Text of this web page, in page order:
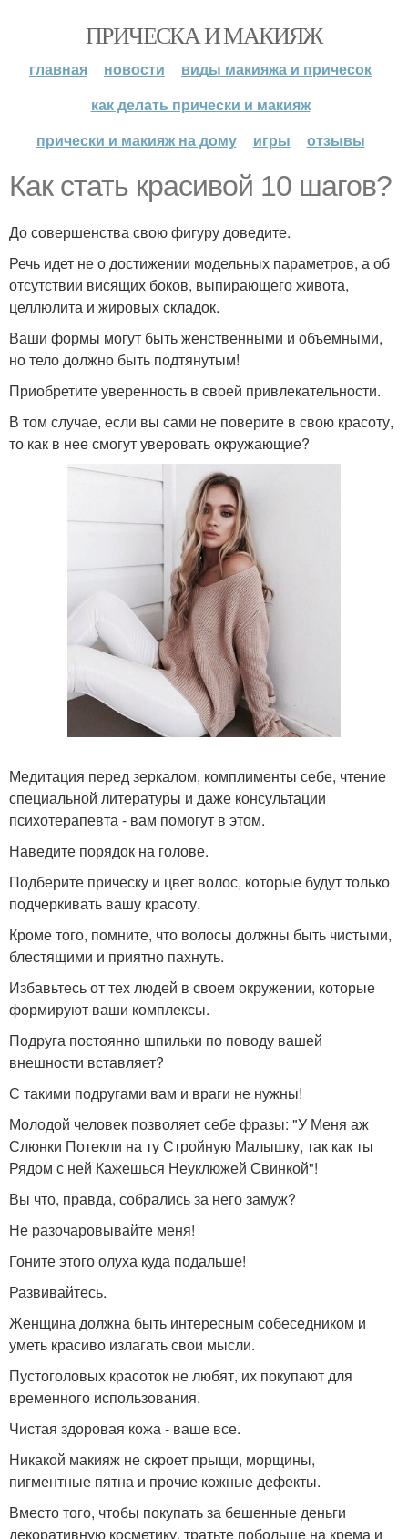
ПРИЧЕСКА И МАКИЯЖ
главная новости
виды макияжа и причесок
как делать прически и макияж
прически и макияж на дому
игры отзывы
Как стать красивой 10 шагов?
До совершенства свою фигуру доведите.
Речь идет не о достижении модельных параметров, а об
отсутствии висящих боков, выпирающего живота,
целлюлита и жировых складок.
Ваши формы могут быть женственными и объемными,
но тело должно быть подтянутым!
Приобретите уверенность в своей привлекательности.
В том случае, если вы сами не поверите в свою красоту,
то как в нее смогут уверовать окружающие?
Медитация перед зеркалом, комплименты себе, чтение
специальной литературы и даже консультации
психотерапевта - вам помогут в этом.
Наведите порядок на голове.
Подберите прическу и цвет волос, которые будут только
подчеркивать вашу красоту.
Кроме того, помните, что волосы должны быть чистыми,
блестящими и приятно пахнуть.
Избавьтесь от тех людей в своем окружении, которые
формируют ваши комплексы.
Подруга постоянно шпильки по поводу вашей
внешности вставляет?
С такими подругами вам и враги не нужны!
Молодой человек позволяет себе фразы: "У Меня аж
Слюнки Потекли на ту Стройную Малышку, так как ты
Рядом с ней Кажешься Неуклюжей Свинкой"!
Вы что, правда, собрались за него замуж?
Не разочаровывайте меня!
Гоните этого олуха куда подальше!
Развивайтесь.
Женщина должна быть интересным собеседником и
уметь красиво излагать свои мысли.
Пустоголовых красоток не любят, их покупают для
временного использования.
Чистая здоровая кожа - ваше все.
Никакой макияж не скроет прыщи, морщины,
пигментные пятна и прочие кожные дефекты.
Вместо того, чтобы покупать за бешенные деньги
декоративную косметику, тратьте побольше на крема и